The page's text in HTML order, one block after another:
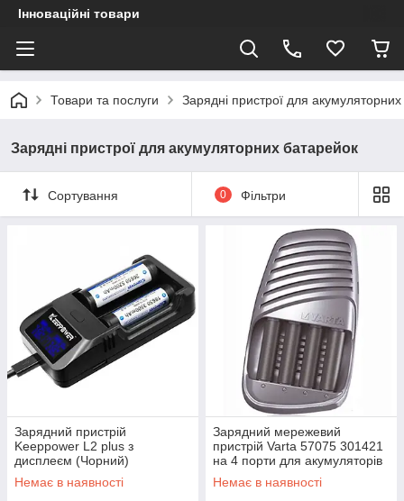
Інноваційні товари
Товари та послуги Зарядні пристрої для
Зарядні пристрої для акумуляторних батарейок
Сортування 0 Фільтри
Зарядний пристрій
Keeppower L2 plus з
дисплеєм (Чорний)
Немає в наявності
Зарядний мережевий
пристрій Varta 57075 301421
на 4 порти для акумуляторів
АА/ААА (Сірий)
Немає в наявності